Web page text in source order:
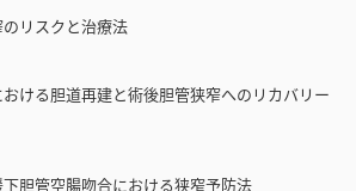
リスクと治療法
ける胆道再建と術後胆管狭窄へのリカバリー
胆管空腸吻合における狭窄予防法